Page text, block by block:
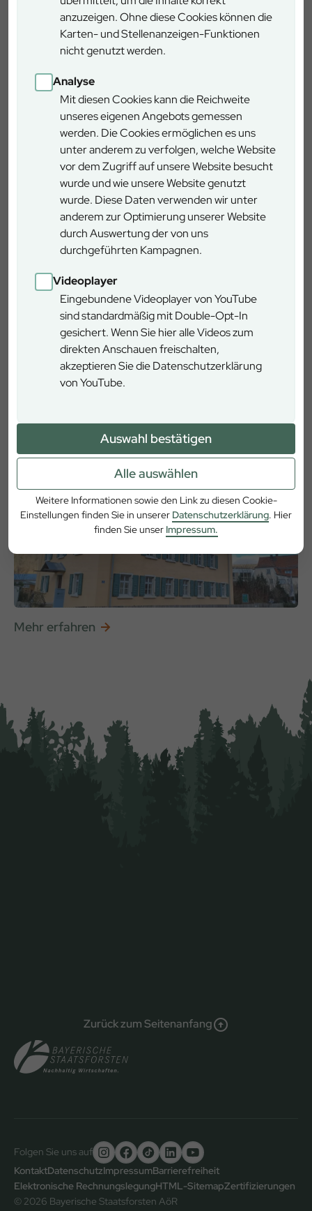
anzuzeigen. Ohne diese Cookies können die
Karten- und Stellenanzeigen-Funktionen
nicht genutzt werden.
Analyse
Mit diesen Cookies kann die Reichweite
unseres eigenen Angebots gemessen
werden. Die Cookies ermöglichen es uns
unter anderem zu verfolgen, welche Website
vor dem Zugriff auf unsere Website besucht
wurde und wie unsere Website genutzt
wurde. Diese Daten verwenden wir unter
anderem zur Optimierung unserer Website
durch Auswertung der von uns
durchgeführten Kampagnen.
Videoplayer
Eingebundene Videoplayer von YouTube
sind standardmäßig mit Double-Opt-In
gesichert. Wenn Sie hier alle Videos zum
direkten Anschauen freischalten,
akzeptieren Sie die Datenschutzerklärung
von YouTube.
Auswahl bestätigen
Alle auswählen
Weitere Informationen sowie den Link zu diesen Cookie-
Einstellungen finden Sie in unserer Datenschutzerklärung. Hier
finden Sie unser Impressum.
Schwierigkeitsgrad gering
Rundweg
Rollstuhlgerecht nein
Anreise ÖPNV nein
Weitere Informationen
Flyer Lerhrpfad Grubschwart
(PDF / 1,08 MB)
Infotexte Lehrpfad Grubschwart
Kipfenberg
Eichstätter Straße 6, 85110 Kipfenberg
Mehr erfahren
Zurück zum Seitenanfang
Folgen Sie uns auf
Untere
Fußzeile
KontaktDatenschutzImpressumBarrierefreiheit
Elektronische RechnungslegungHTML-SitemapZertifizierungen
© 2026 Bayerische Staatsforsten AöR